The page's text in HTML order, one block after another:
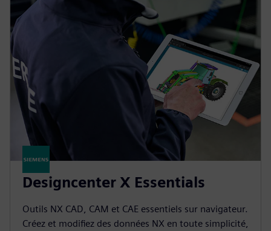
Designcenter X Essentials
Outils NX CAD, CAM et CAE essentiels sur navigateur.
Créez et modifiez des données NX en toute simplicité,